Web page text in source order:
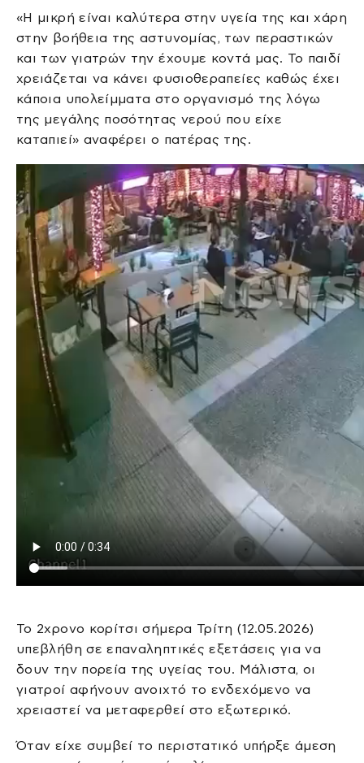
«Η μικρή είναι καλύτερα στην υγεία της και χάρη
στην βοήθεια της αστυνομίας, των περαστικών
και των γιατρών την έχουμε κοντά μας. Το παιδί
χρειάζεται να κάνει φυσιοθεραπείες καθώς έχει
κάποια υπολείμματα στο οργανισμό της λόγω
της μεγάλης ποσότητας νερού που είχε
καταπιεί» αναφέρει ο πατέρας της.
Το 2χρονο κορίτσι σήμερα Τρίτη (12.05.2026)
υπεβλήθη σε επαναληπτικές εξετάσεις για να
δουν την πορεία της υγείας του. Μάλιστα, οι
γιατροί αφήνουν ανοιχτό το ενδεχόμενο να
χρειαστεί να μεταφερθεί στο εξωτερικό.
Όταν είχε συμβεί το περιστατικό υπήρξε άμεση